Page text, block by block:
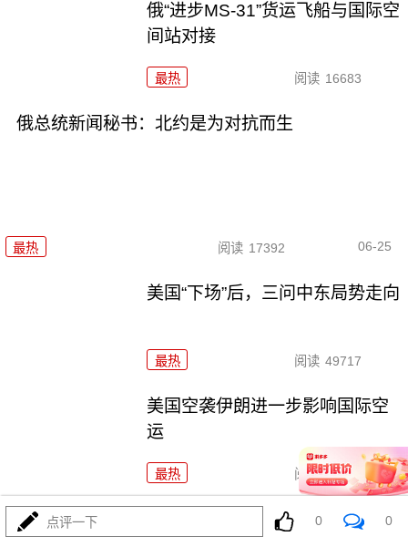
俄“进步MS-31”货运飞船与国际空
间站对接
最热 阅读 16683
俄总统新闻秘书：北约是为对抗而生
最热 阅读 17392 06-25
美国“下场”后，三问中东局势走向
最热 阅读 49717
美国空袭伊朗进一步影响国际空
运
最热 阅读 21100
中方呼吁国际社会反对殖民主义心态下的强权政治
点评一下 0 0